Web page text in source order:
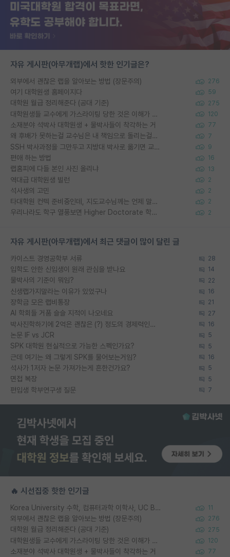
자유 게시판(아무개랩)에서 핫한 인기글은?
외부에서 괜찮은 랩을 알아보는 방법 (장문주의) 276
여기 대학원생 홈페이지다 59
대학원 월급 정리해준다 (공대 기준) 275
대학원생들 교수에게 가스라이팅 당한 것은 이해가 갑니다. 안타깝네요. 120
소재분야 석박사 대학원생 + 물박사들이 착각하는 거 77
왜 후배가 못하는걸 교수님은 내 책임으로 돌리는걸까요? 7
SSH 박사과정을 그만두고 지방대 박사로 옮기면 교수의 꿈은 끝일까요? 9
편애 하는 방법 16
랩홈피에 다들 본인 사진 올리냐 13
역대급 대학원생 빌런 2
석사생의 고민 2
타대학원 컨텍 준비중인데, 지도교수님께는 언제 말씀드려야 할까요? 2
우리나라도 학구 열풍보면 Higher Doctorate 학위가 필요하다고 봅니다. 2
자유 게시판(아무개랩)에서 최근 댓글이 많이 달린 글
카이스트 경영공학부 서류 28
입학도 안한 신입생이 원래 관심을 받나요 14
물박사의 기준이 뭐임? 22
신생랩가지말라는 이유가 있었구나 16
장학금 모은 랩비통장 21
AI 학회들 거품 슬슬 지적이 나오네요 27
박사진학하기에 2억은 괜찮은 (?) 정도의 경제력인가요 16
논문 IF vs JCR 5
SPK 대학원 현실적으로 가능한 스펙인가요? 5
근데 여기는 왜 그렇게 SPK를 물어보는거임? 16
석사가 1저자 논문 가져가는게 흔한건가요? 5
면접 복장 5
편입생 학부연구생 질문 7
🔥 시선집중 핫한 인기글
Korea University 수학, 컴퓨터과학 이학사, UC Berkeley 산업공학 대학원 공학박사가 되는 것은 쉽지 않겠죠? 11
외부에서 괜찮은 랩을 알아보는 방법 (장문주의) 276
대학원 월급 정리해준다 (공대 기준) 275
대학원생들 교수에게 가스라이팅 당한 것은 이해가 갑니다. 안타깝네요. 120
소재분야 석박사 대학원생 + 물박사들이 착각하는 거 77